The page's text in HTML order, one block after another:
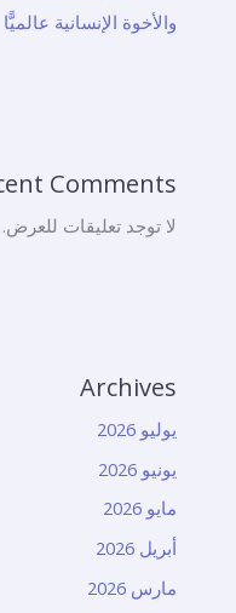
والأخوة الإنسانية عالميًّا
Comments
لا توجد تعليقات للعرض.
Archives
يوليو 2026
يونيو 2026
مايو 2026
أبريل 2026
مارس 2026